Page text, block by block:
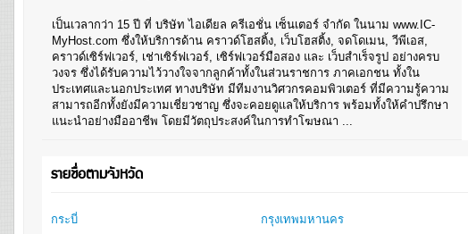
เป็นเวลากว่า 15 ปี ที่ บริษัท ไอเดียล ครีเอชั่น เซ็นเตอร์ จำกัด ในนาม www.IC-
MyHost.com ซึ่งให้บริการด้าน คราวด์โฮสติ้ง, เว็บโฮสติ้ง, จดโดเมน, วีพีเอส,
คราวด์เซิร์ฟเวอร์, เช่าเซิร์ฟเวอร์, เซิร์ฟเวอร์มือสอง และ เว็บสำเร็จรูป อย่างครบ
วงจร ซึ่งได้รับความไว้วางใจจากลูกค้าทั้งในส่วนราชการ ภาคเอกชน ทั้งใน
ประเทศและนอกประเทศ ทางบริษัท มีทีมงานวิศวกรคอมพิวเตอร์ ที่มีความรู้ความ
สามารถอีกทั้งยังมีความเชี่ยวชาญ ซึ่งจะคอยดูแลให้บริการ พร้อมทั้งให้คำปรึกษา
แนะนำอย่างมืออาชีพ โดยมีวัตถุประสงค์ในการทำโฆษณา ...
รายชื่อตามจังหวัด
กระบี่ กรุงเทพมหานคร